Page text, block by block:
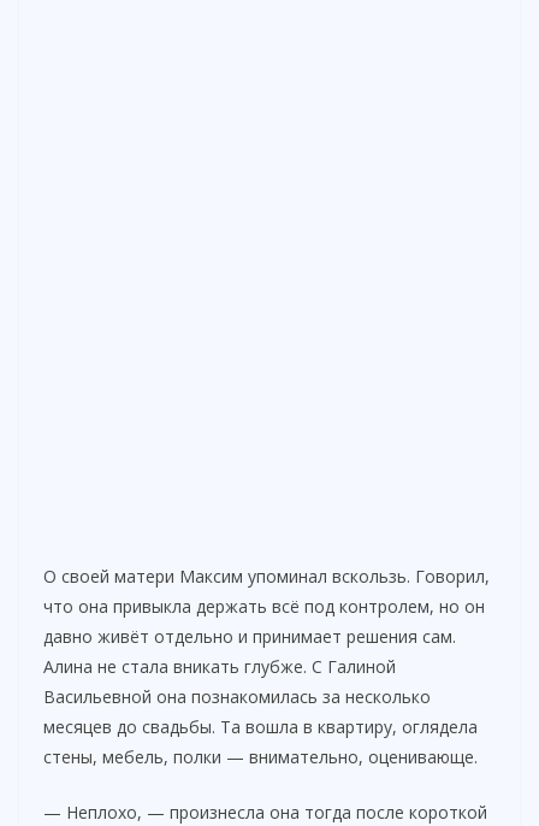
О своей матери Максим упоминал вскользь. Говорил,
что она привыкла держать всё под контролем, но он
давно живёт отдельно и принимает решения сам.
Алина не стала вникать глубже. С Галиной
Васильевной она познакомилась за несколько
месяцев до свадьбы. Та вошла в квартиру, оглядела
стены, мебель, полки — внимательно, оценивающе.
— Неплохо, — произнесла она тогда после короткой